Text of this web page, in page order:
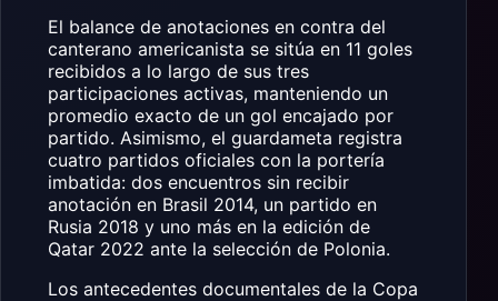
El balance de anotaciones en contra del
canterano americanista se sitúa en 11 goles
recibidos a lo largo de sus tres
participaciones activas, manteniendo un
promedio exacto de un gol encajado por
partido. Asimismo, el guardameta registra
cuatro partidos oficiales con la portería
imbatida: dos encuentros sin recibir
anotación en Brasil 2014, un partido en
Rusia 2018 y uno más en la edición de
Qatar 2022 ante la selección de Polonia.
Los antecedentes documentales de la Copa